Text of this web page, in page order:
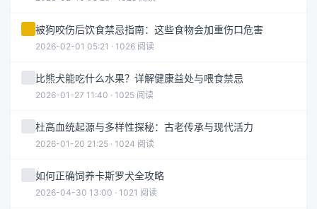
被狗咬伤后饮食禁忌指南：这些食物会加重伤口危害
2026-02-01 05:21 · 1026 阅读
比熊犬能吃什么水果？详解健康益处与喂食禁忌
2026-01-27 11:40 · 1025 阅读
杜高血统起源与多样性探秘：古老传承与现代活力
2026-01-20 21:25 · 1024 阅读
如何正确饲养卡斯罗犬全攻略
2026-04-30 13:00 · 1021 阅读